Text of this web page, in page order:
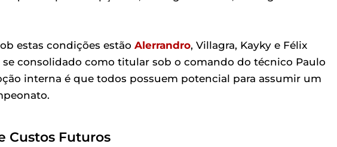
estas condições estão Alerrandro, Villagra, Kayky e Félix
se consolidado como titular sob o comando do técnico Paulo
interna é que todos possuem potencial para assumir um
Custos Futuros